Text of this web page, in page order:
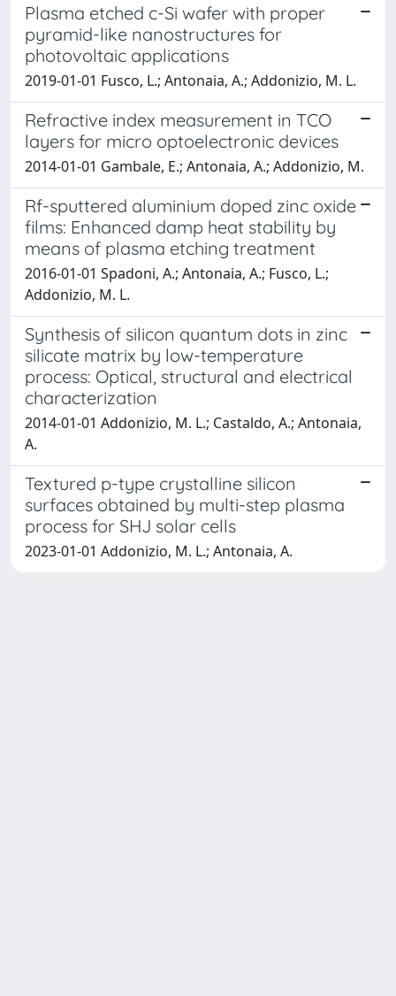
Plasma etched c-Si wafer with proper
pyramid-like nanostructures for
photovoltaic applications
2019-01-01 Fusco, L.; Antonaia, A.; Addonizio, M. L.
Refractive index measurement in TCO
layers for micro optoelectronic devices
2014-01-01 Gambale, E.; Antonaia, A.; Addonizio, M.
Rf-sputtered aluminium doped zinc oxide
films: Enhanced damp heat stability by
means of plasma etching treatment
2016-01-01 Spadoni, A.; Antonaia, A.; Fusco, L.;
Addonizio, M. L.
Synthesis of silicon quantum dots in zinc
silicate matrix by low-temperature
process: Optical, structural and electrical
characterization
2014-01-01 Addonizio, M. L.; Castaldo, A.; Antonaia,
A.
Textured p-type crystalline silicon
surfaces obtained by multi-step plasma
process for SHJ solar cells
2023-01-01 Addonizio, M. L.; Antonaia, A.